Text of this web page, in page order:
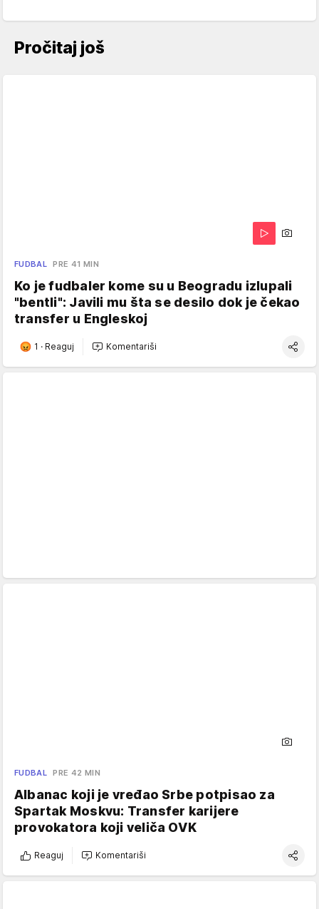
Pročitaj još
FUDBAL PRE 41 MIN
Ko je fudbaler kome su u Beogradu izlupali
"bentli": Javili mu šta se desilo dok je čekao
transfer u Engleskoj
1 · Reaguj Komentariši
FUDBAL PRE 42 MIN
Albanac koji je vređao Srbe potpisao za
Spartak Moskvu: Transfer karijere
provokatora koji veliča OVK
Reaguj Komentariši